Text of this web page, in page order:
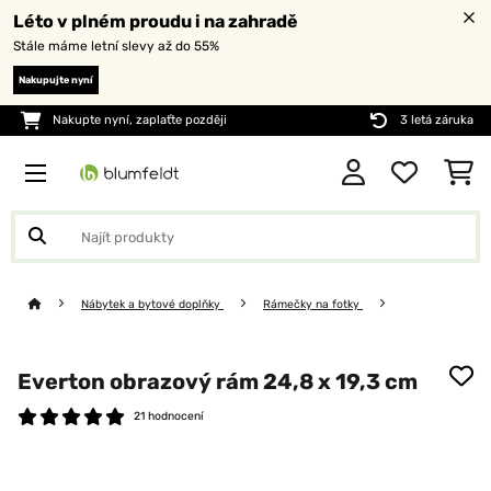
Léto v plném proudu i na zahradě
Stále máme letní slevy až do 55%
Nakupujte nyní
Nakupte nyní, zaplaťte později 3 letá záruka
Nábytek a bytové doplňky Rámečky na fotky
Everton obrazový rám 24,8 x 19,3 cm
21 hodnocení